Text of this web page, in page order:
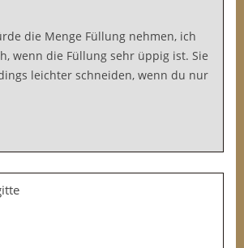
die Menge Füllung nehmen, ich
wenn die Füllung sehr üppig ist. Sie
leichter schneiden, wenn du nur